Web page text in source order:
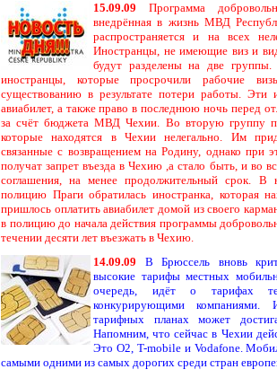
15.09.09 Программа
внедрённая в жизнь МВД
распространяется и на всех
Иностранцы, не имеющие виз и
будут разделены на две
иностранцы, которые просрочили рабочие
существованию в результате потери работы. Эти
авиабилет, а также право в последнюю ночь перед
за счёт бюджета МВД Чехии. Во вторую группу
которые находятся в Чехии нелегально. Им
связанные с возвращением на Родину, однако при
получат запрет въезда в Чехию ,а стало быть, и во
соглашения, на менее продолжительный срок. В
полицию Праги обратилась иностранка, которая
пришлось оплатить авиабилет домой из своего
в полицию до начала действия программы
течении десяти лет въезжать в Чехию.
14.09.09 В Брюссель вновь
высокие тарифы местных
очередь, идёт о тарифах
конкурирующими
тарифных планах может
Напомним, что сейчас в Чехии
Это O2, T-mobile и Vodafone.
самыми одними из самых дорогих среди стран